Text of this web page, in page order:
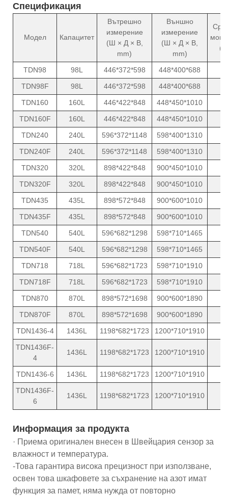
Спецификация
Модел Капацитет
Вътрешно
измерение
(Ш × Д × В,
mm)
Външно
измерение
(Ш × Д × В,
mm)
TDN98 98L 446*372*598 448*400*688
TDN98F
98L 446*372*598 448*400*688
TDN160
160L 446*422*848 448*450*1010
TDN160F
160L 446*422*848 448*450*1010
TDN240
240L 596*372*1148 598*400*1310
TDN240F
240L 596*372*1148 598*400*1310
TDN320
320L 898*422*848 900*450*1010
TDN320F
320L 898*422*848 900*450*1010
TDN435
435L 898*572*848 900*600*1010
TDN435F
435L 898*572*848 900*600*1010
TDN540
540L 596*682*1298 598*710*1465
TDN540F
540L 596*682*1298 598*710*1465
TDN718
718L 596*682*1723 598*710*1910
TDN718F
718L 596*682*1723 598*710*1910
TDN870
870L 898*572*1698 900*600*1890
TDN870F
870L 898*572*1698 900*600*1890
TDN1436-4
1436L 1198*682*1723 1200*710*1910
TDN1436F-
4
1436L 1198*682*1723 1200*710*1910
TDN1436-6 1436L 1198*682*1723 1200*710*1910
TDN1436F-
6
1436L 1198*682*1723 1200*710*1910
Информация за продукта
· Приема оригинален внесен в Швейцария сензор за
влажност и температура.
-Това гарантира висока прецизност при използване,
освен това шкафовете за съхранение на азот имат
функция за памет, няма нужда от повторно